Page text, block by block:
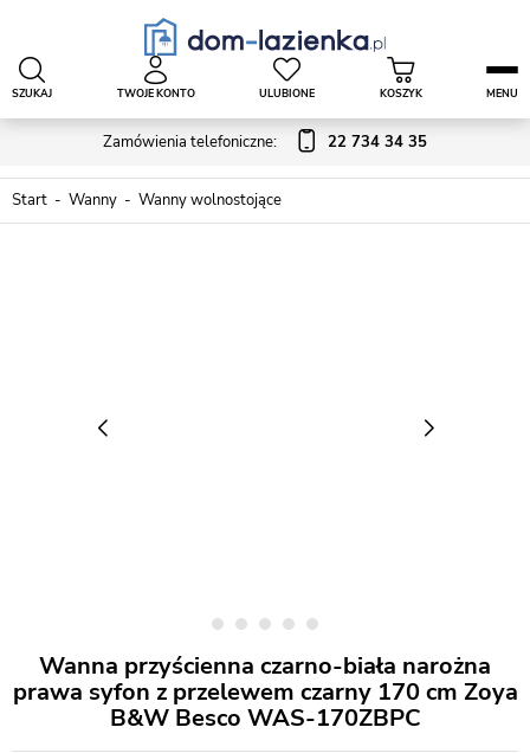
Zamówienia telefoniczne: 22 734 34 35
SZUKAJ TWOJE KONTO ULUBIONE KOSZYK MENU
Start Wanny Wanny wolnostojące
Wanna przyścienna czarno-biała narożna
prawa syfon z przelewem czarny 170 cm Zoya
B&W Besco WAS-170ZBPC